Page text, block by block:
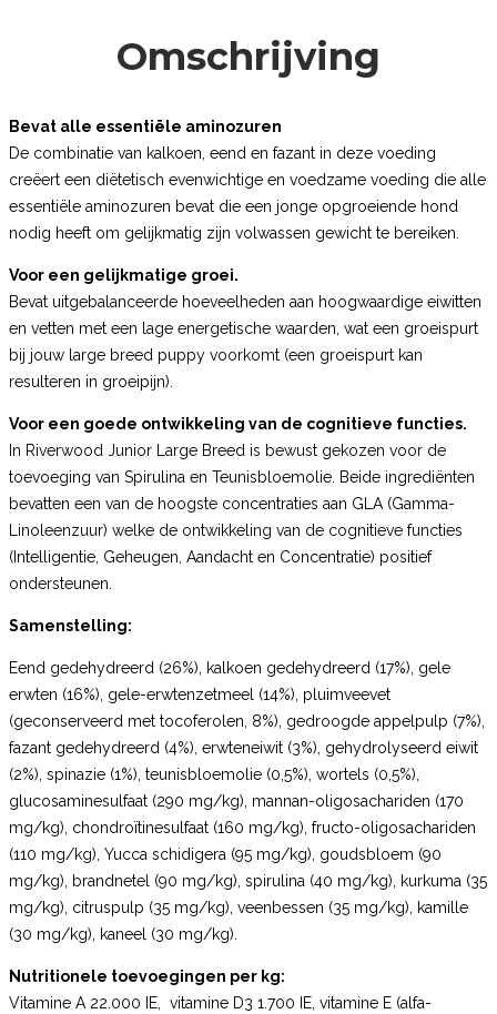
Omschrijving
Bevat alle essentiële aminozuren
De combinatie van kalkoen, eend en fazant in deze voeding
creëert een diëtetisch evenwichtige en voedzame voeding die alle
essentiële aminozuren bevat die een jonge opgroeiende hond
nodig heeft om gelijkmatig zijn volwassen gewicht te bereiken.
Voor een gelijkmatige groei.
Bevat uitgebalanceerde hoeveelheden aan hoogwaardige eiwitten
en vetten met een lage energetische waarden, wat een groeispurt
bij jouw large breed puppy voorkomt (een groeispurt kan
resulteren in groeipijn).
Voor een goede ontwikkeling van de cognitieve functies.
In Riverwood Junior Large Breed is bewust gekozen voor de
toevoeging van Spirulina en Teunisbloemolie. Beide ingrediënten
bevatten een van de hoogste concentraties aan GLA (Gamma-
Linoleenzuur) welke de ontwikkeling van de cognitieve functies
(Intelligentie, Geheugen, Aandacht en Concentratie) positief
ondersteunen.
Samenstelling:
Eend gedehydreerd (26%), kalkoen gedehydreerd (17%), gele
erwten (16%), gele-erwtenzetmeel (14%), pluimveevet
(geconserveerd met tocoferolen, 8%), gedroogde appelpulp (7%),
fazant gedehydreerd (4%), erwteneiwit (3%), gehydrolyseerd eiwit
(2%), spinazie (1%), teunisbloemolie (0,5%), wortels (0,5%),
glucosaminesulfaat (290 mg/kg), mannan-oligosachariden (170
mg/kg), chondroïtinesulfaat (160 mg/kg), fructo-oligosachariden
(110 mg/kg), Yucca schidigera (95 mg/kg), goudsbloem (90
mg/kg), brandnetel (90 mg/kg), spirulina (40 mg/kg), kurkuma (35
mg/kg), citruspulp (35 mg/kg), veenbessen (35 mg/kg), kamille
(30 mg/kg), kaneel (30 mg/kg).
Nutritionele toevoegingen per kg:
Vitamine A 22.000 IE, vitamine D3 1.700 IE, vitamine E (alfa-